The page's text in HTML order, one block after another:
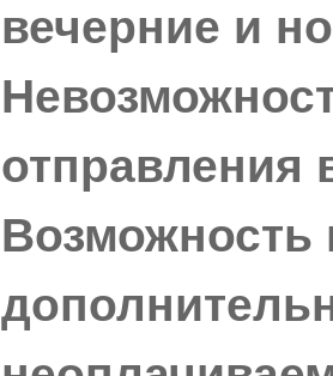
вечерние и
отправления
Возможность